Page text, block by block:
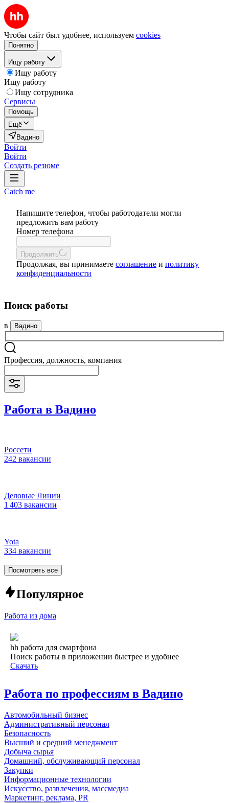
Чтобы сайт был удобнее, используем cookies
Понятно
Ищу работу
Ищу работу
Ищу работу
Ищу сотрудника
Сервисы
Помощь
Ещё
Вадино
Войти
Войти
Создать резюме
Catch me
Напишите телефон, чтобы работодатели могли
предложить вам работу
Номер телефона
Продолжить
Продолжая, вы принимаете соглашение и политику
конфиденциальности
Поиск работы
в Вадино
Профессия, должность, компания
Работа в Вадино
Россети
242 вакансии
Деловые Линии
1 403 вакансии
Yota
334 вакансии
Посмотреть все
Популярное
Работа из дома
hh работа для смартфона
Поиск работы в приложении быстрее и удобнее
Скачать
Работа по профессиям в Вадино
Автомобильный бизнес
Административный персонал
Безопасность
Высший и средний менеджмент
Добыча сырья
Домашний, обслуживающий персонал
Закупки
Информационные технологии
Искусство, развлечения, массмедиа
Маркетинг, реклама, PR